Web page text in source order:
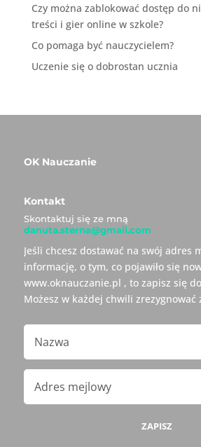
Czy można zablokować dostęp do
treści i gier online w szkole?
Co pomaga być nauczycielem?
Uczenie się o dobrostan ucznia
OK Nauczanie
Kontakt
Skontaktuj się ze mną
danuta.sterna@gmail.com
Jeśli chcesz dostawać na swój adres
informację, o tym, co pojawiło się
www.oknauczanie.pl , to zapisz się
Możesz w każdej chwili zrezygnować
ZAPISZ